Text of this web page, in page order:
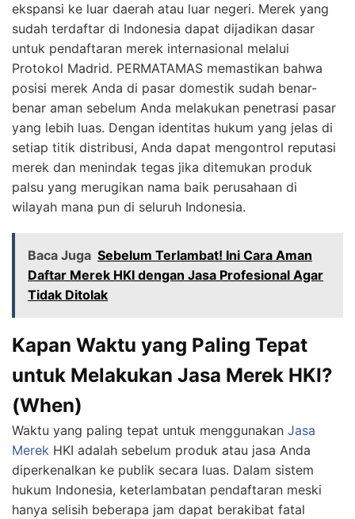
ekspansi ke luar daerah atau luar negeri. Merek yang
sudah terdaftar di Indonesia dapat dijadikan dasar
untuk pendaftaran merek internasional melalui
Protokol Madrid. PERMATAMAS memastikan bahwa
posisi merek Anda di pasar domestik sudah benar-
benar aman sebelum Anda melakukan penetrasi pasar
yang lebih luas. Dengan identitas hukum yang jelas di
setiap titik distribusi, Anda dapat mengontrol reputasi
merek dan menindak tegas jika ditemukan produk
palsu yang merugikan nama baik perusahaan di
wilayah mana pun di seluruh Indonesia.
Baca Juga Sebelum Terlambat! Ini Cara Aman
Daftar Merek HKI dengan Jasa Profesional Agar
Tidak Ditolak
Kapan Waktu yang Paling Tepat
untuk Melakukan Jasa Merek HKI?
(When)
Waktu yang paling tepat untuk menggunakan Jasa
Merek HKI adalah sebelum produk atau jasa Anda
diperkenalkan ke publik secara luas. Dalam sistem
hukum Indonesia, keterlambatan pendaftaran meski
hanya selisih beberapa jam dapat berakibat fatal